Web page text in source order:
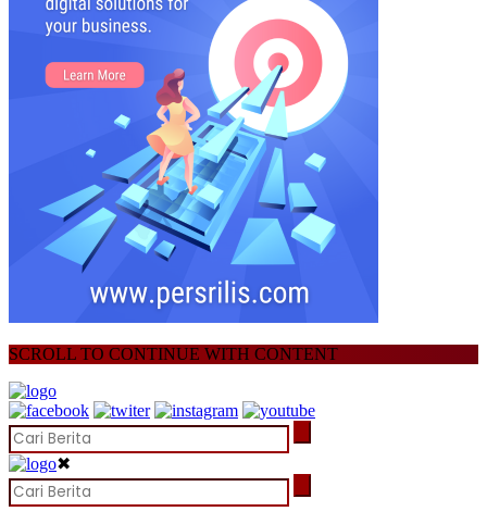
SCROLL TO CONTINUE WITH CONTENT
✖